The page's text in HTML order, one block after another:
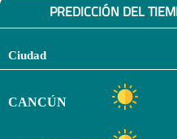
PREDICCIÓN DEL
Ciudad
CANCÚN